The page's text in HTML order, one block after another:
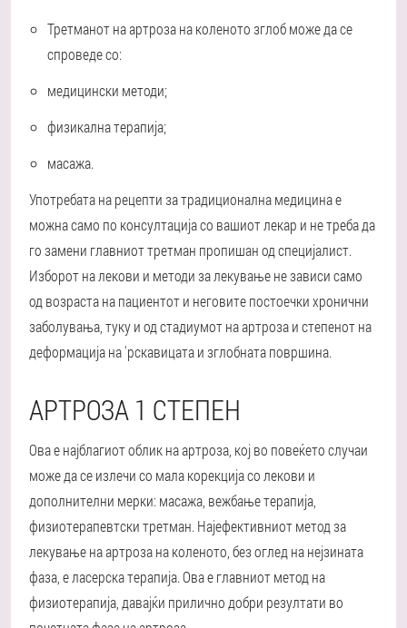
Третманот на артроза на коленото зглоб може да се
спроведе со:
медицински методи;
физикална терапија;
масажа.
Употребата на рецепти за традиционална медицина е
можна само по консултација со вашиот лекар и не треба да
го замени главниот третман пропишан од специјалист.
Изборот на лекови и методи за лекување не зависи само
од возраста на пациентот и неговите постоечки хронични
заболувања, туку и од стадиумот на артроза и степенот на
деформација на 'рскавицата и зглобната површина.
АРТРОЗА 1 СТЕПЕН
Ова е најблагиот облик на артроза, кој во повеќето случаи
може да се излечи со мала корекција со лекови и
дополнителни мерки: масажа, вежбање терапија,
физиотерапевтски третман. Најефективниот метод за
лекување на артроза на коленото, без оглед на нејзината
фаза, е ласерска терапија. Ова е главниот метод на
физиотерапија, давајќи прилично добри резултати во